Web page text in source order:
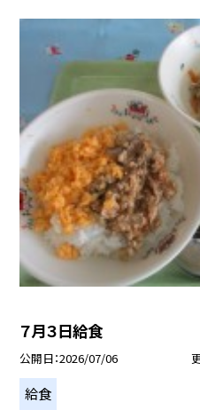
７月３日給食
公開日 2026/07/06
給食